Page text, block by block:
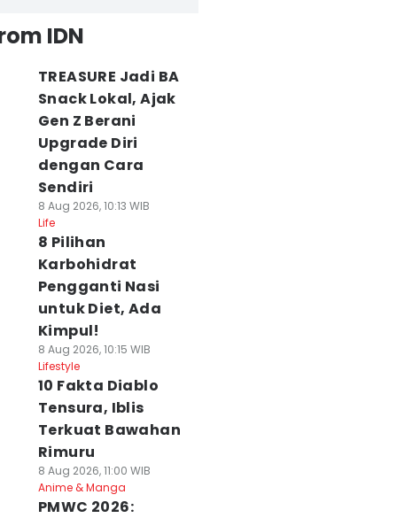
IDN
TREASURE Jadi BA
Snack Lokal, Ajak
Gen Z Berani
Upgrade Diri
dengan Cara
Sendiri
8 Aug 2026, 10:13 WIB
Life
8 Pilihan
Karbohidrat
Pengganti Nasi
untuk Diet, Ada
Kimpul!
8 Aug 2026, 10:15 WIB
Lifestyle
10 Fakta Diablo
Tensura, Iblis
Terkuat Bawahan
Rimuru
8 Aug 2026, 11:00 WIB
Anime & Manga
PMWC 2026: